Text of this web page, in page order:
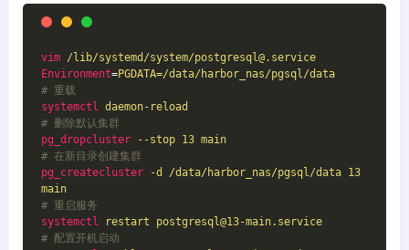
vim /lib/systemd/system/postgresql@.service
Environment=PGDATA=/data/harbor_nas/pgsql/data
# 重载
systemctl
daemon-reload
# 删除默认集群
pg_dropcluster
--stop 13 main
# 在新目录创建集群
pg_createcluster
-d /data/harbor_nas/pgsql/data 13
main
# 重启服务
systemctl
restart postgresql@13-main.service
# 配置开机启动